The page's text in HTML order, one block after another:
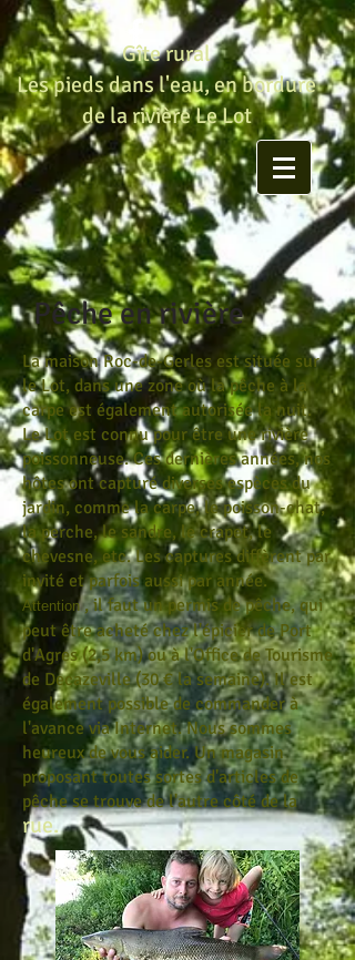
Gîte rural
Les pieds dans l'eau, en bordure
de la rivière Le Lot
Pêche en rivière
La maison Roc-de-Gerles est située sur
le Lot, dans une zone où la pêche à la
carpe est également autorisée la nuit.
Le Lot est connu pour être une rivière
poissonneuse. Ces dernières années, nos
hôtes ont capturé diverses espèces du
jardin, comme la carpe, le poisson-chat,
la perche, le sandre, le crapet, le
chevesne, etc. Les captures diffèrent par
invité et parfois aussi par année.
Attention, il faut un permis de pêche, qui
peut être acheté chez l'épicier de Port
d'Agres (2,5 km) ou à l'Office de Tourisme
de Decazeville (30 € la semaine). Il est
également possible de commander à
l'avance via Internet. Nous sommes
heureux de vous aider. Un magasin
proposant toutes sortes d'articles de
pêche se trouve de l'autre côté de la
rue.